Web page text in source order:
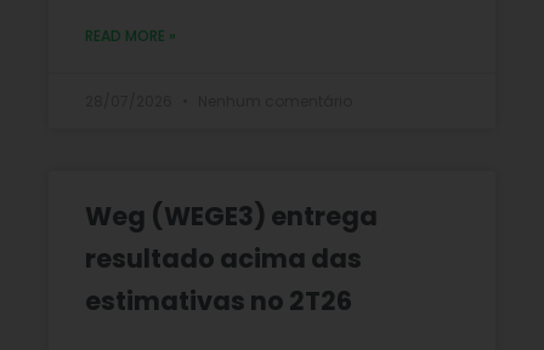
READ MORE »
Weg (WEGE3) entrega
resultado acima das
estimativas no 2T26